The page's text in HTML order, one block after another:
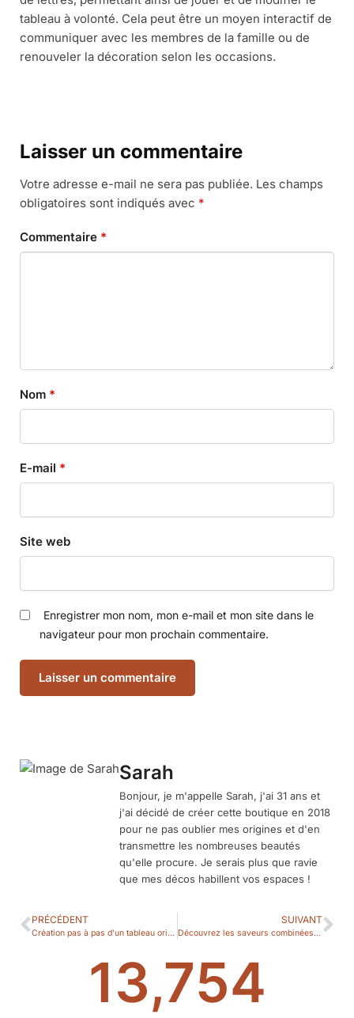
tableau à volonté. Cela peut être un moyen interactif de
communiquer avec les membres de la famille ou de
renouveler la décoration selon les occasions.
Laisser un commentaire
Votre adresse e-mail ne sera pas publiée. Les champs
obligatoires sont indiqués avec *
Commentaire *
Nom *
E-mail *
Site web
Enregistrer mon nom, mon e-mail et mon site dans le
navigateur pour mon prochain commentaire.
Sarah
Bonjour, je m'appelle Sarah, j'ai 31 ans et
j'ai décidé de créer cette boutique en 2018
pour ne pas oublier mes origines et d'en
transmettre les nombreuses beautés
qu'elle procure. Je serais plus que ravie
que mes décos habillent vos espaces !
PRÉCÉDENT
Création pas à pas d’un tableau oriental DIY
SUIVANT
Découvrez les saveurs combinées du couscous et du boulaouane
13,754